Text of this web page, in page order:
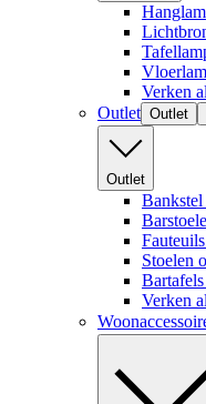
Verken
Outlet Outlet
Outlet
Stoelen
Verken